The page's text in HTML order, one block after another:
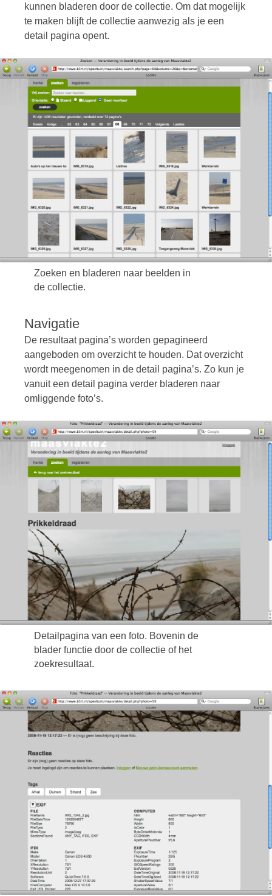
kunnen bladeren door de collectie. Om dat mogelijk
te maken blijft de collectie aanwezig als je een
detail pagina opent.
Zoeken en bladeren naar beelden in
de collectie.
Navigatie
De resultaat pagina’s worden gepagineerd
aangeboden om overzicht te houden. Dat overzicht
wordt meegenomen in de detail pagina’s. Zo kun je
vanuit een detail pagina verder bladeren naar
omliggende foto’s.
Detailpagina van een foto. Bovenin de
blader functie door de collectie of het
zoekresultaat.